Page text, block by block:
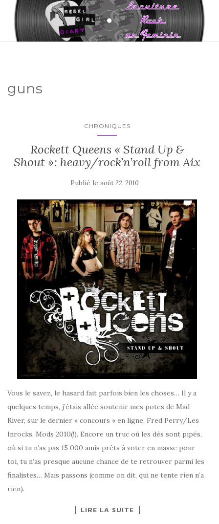
guns
CHRONIQUES
Rockett Queens « Stand Up &
Shout »: heavy/rock’n’roll from Aix
Publié le août 22, 2010
Vous le savez, le hasard fait parfois bien les choses… Il y a
quelques temps, j’étais allée soutenir mes potes de Mad
River, sur le dernier « concours » en ligne, Fred Perry/Les
Inrocks, Mods 2010(!). Encore un truc où les dés sont pipés,
où si tu n’as pas 15 000 amis prêts à voter en masse pour
toi, tu n’as presque aucune chance de te retrouver parmi les
finalistes… Mais passons (comme on dit, qui ne tente rien n’a
rien).
LIRE LA SUITE